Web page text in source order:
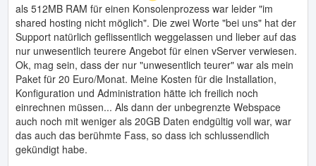
als 512MB RAM für einen Konsolenprozess war leider "im
shared hosting nicht möglich". Die zwei Worte "bei uns" hat der
Support natürlich geflissentlich weggelassen und lieber auf das
nur unwesentlich teurere Angebot für einen vServer verwiesen.
Ok, mag sein, dass der nur "unwesentlich teurer" war als mein
Paket für 20 Euro/Monat. Meine Kosten für die Installation,
Konfiguration und Administration hätte ich freilich noch
einrechnen müssen... Als dann der unbegrenzte Webspace
auch noch mit weniger als 20GB Daten endgültig voll war, war
das auch das berühmte Fass, so dass ich schlussendlich
gekündigt habe.